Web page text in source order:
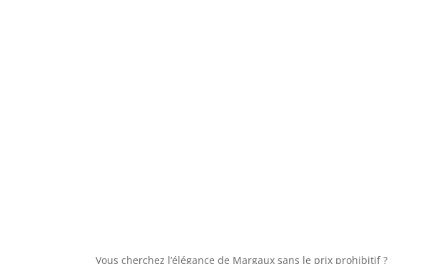
Vous cherchez l’élégance de Margaux sans le prix prohibitif ?